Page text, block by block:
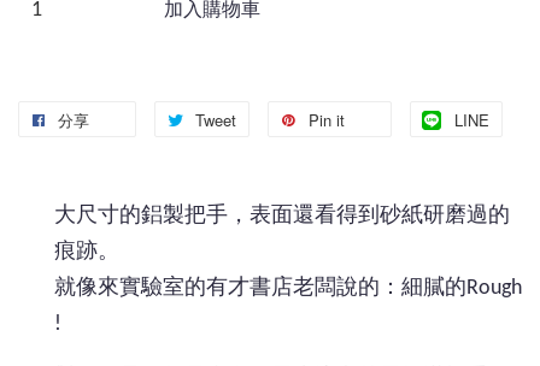
加入購物車
分享 Tweet Pin it LINE
大尺寸的鋁製把手，表面還看得到砂紙研磨過的
痕跡。
就像來實驗室的有才書店老闆說的：細膩的Rough
!